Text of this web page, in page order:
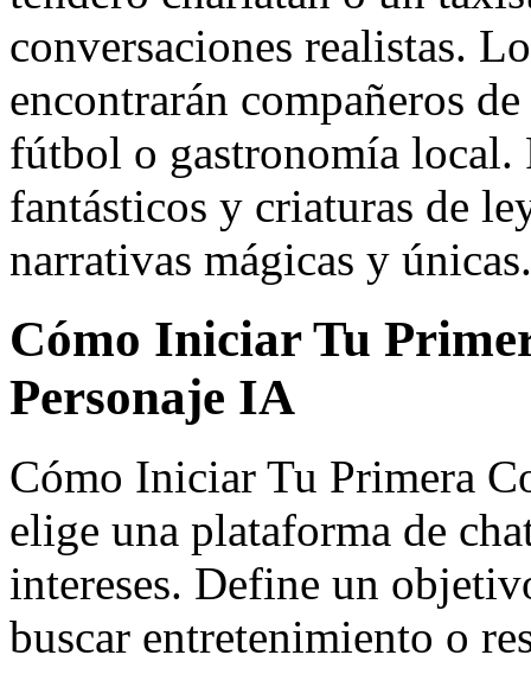
conversaciones realistas.
encontrarán compañeros
fútbol o gastronomía local.
fantásticos y criaturas de
narrativas mágicas y únicas.
Cómo Iniciar Tu
Personaje IA
Cómo Iniciar Tu Primera
elige una plataforma de
intereses. Define un
buscar entretenimiento o